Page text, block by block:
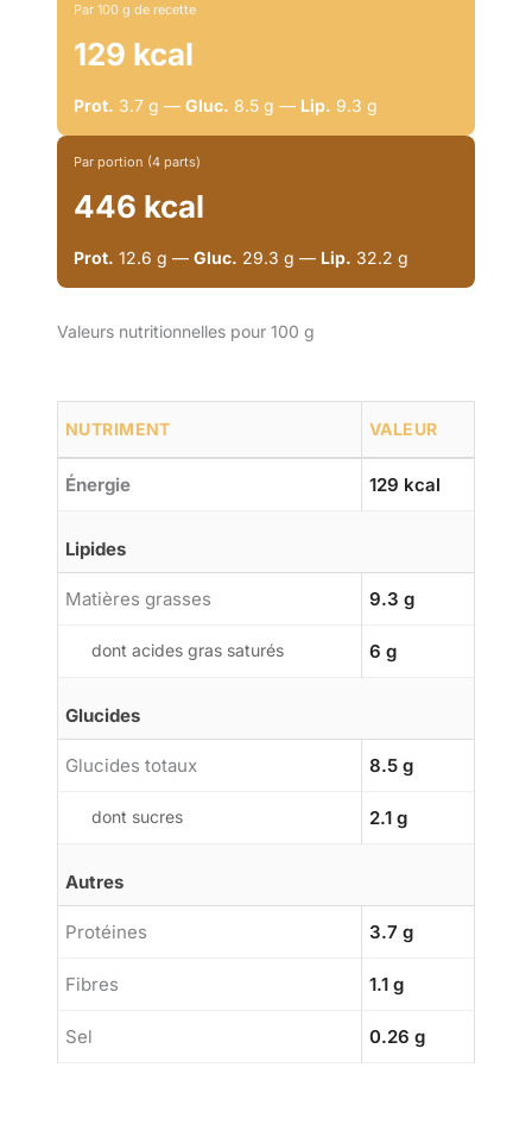
Par 100 g de recette
129 kcal
Prot. 3.7 g — Gluc. 8.5 g — Lip. 9.3 g
Par portion (4 parts)
446 kcal
Prot. 12.6 g — Gluc. 29.3 g — Lip. 32.2 g
Valeurs nutritionnelles pour 100 g
NUTRIMENT VALEUR
Énergie 129 kcal
Lipides
Matières grasses 9.3 g
dont acides gras saturés 6 g
Glucides
Glucides totaux 8.5 g
dont sucres 2.1 g
Autres
Protéines 3.7 g
Fibres 1.1 g
Sel 0.26 g